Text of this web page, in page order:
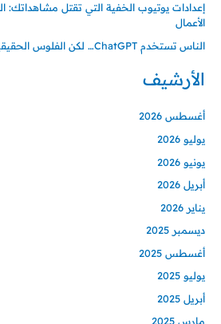
إعدادات يوتيوب الخفية التي تقتل مشاهداتك:
الأعمال
الناس تستخدم ChatGPT… لكن الفلوس الحقيقية في الـ API 🤯
الأرشيف
أغسطس 2026
يوليو 2026
يونيو 2026
أبريل 2026
يناير 2026
ديسمبر 2025
أغسطس 2025
يوليو 2025
أبريل 2025
مارس 2025